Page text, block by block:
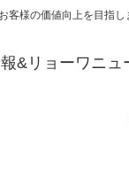
客様の価値向上を目指し
&リョーワニュ